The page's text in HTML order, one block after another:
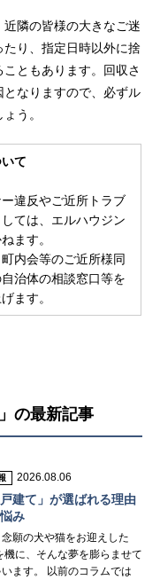
隣の皆様の大きなご迷
り、指定日時以外に捨
ともあります。回収さ
なりますので、必ずル
う。
て
違反やご近所トラブ
ては、エルハウジン
ます。
内会等のご近所様同
治体の相談窓口等を
ます。
の最新記事
2026.08.06
建て」が選ばれる理由
み
願の犬や猫をお迎えした
に、そんな夢を膨らませて
ます。 以前のコラムでは